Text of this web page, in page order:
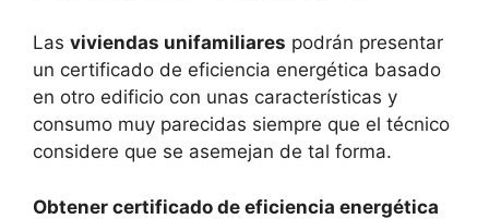
Las viviendas unifamiliares podrán presentar
un certificado de eficiencia energética basado
en otro edificio con unas características y
consumo muy parecidas siempre que el técnico
considere que se asemejan de tal forma.
Obtener certificado de eficiencia energética